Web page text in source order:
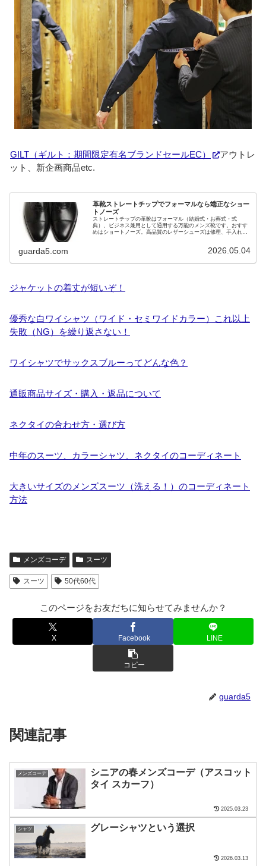
GILT（ギルト：期間限定有名ブランドセールEC）
アウトレ
ット、新企画商品etc.
革靴ストレートチップでフォーマルなら端正なショー
トノーズ
ストレートチップの革靴はフォーマル（結婚式・お葬式・式
典）、ビジネス兼用として通用する万能のメンズ靴です。おすす
めはショートノーズ。高品質のレザーシューズは修理、手入れし
guarda5.com 2026.05.04
ジャケットの着丈が短いぞ！
優秀な白ワイシャツ（ワイド・セミワイドカラー）これ以上
失敗（NG）を繰り返さない！
ワイシャツでサックスブルーってどんな色？
通販商品サイズ・購入・返品について
ネクタイの合わせ方・選び方
中年のスーツ、カラーシャツ、ネクタイのコーディネート
大きいサイズのメンズスーツ（洗える！）のコーディネート
方法
メンズコーデ スーツ
スーツ 50代60代
このページをお友だちに知らせてみませんか？
X Facebook LINE
コピー
guarda5
関連記事
メンズコーデ
シニアの春メンズコーデ（アスコット
タイ スカーフ）
2025.03.23
シャツ グレーシャツという選択
2026.03.13